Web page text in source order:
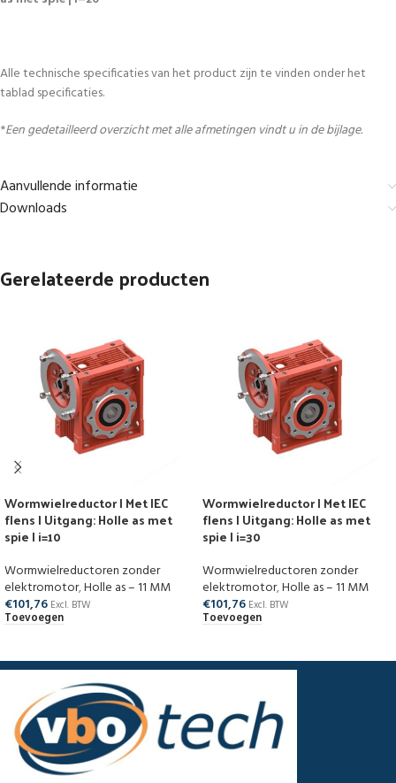
Alle technische specificaties van het product zijn te vinden onder het
tablad specificaties.
*Een gedetailleerd overzicht met alle afmetingen vindt u in de bijlage.
Aanvullende informatie
Downloads
Gerelateerde producten
Wormwielreductor | Met IEC
flens | Uitgang: Holle as met
spie | i=10
Wormwielreductoren zonder
elektromotor,Holle as – 11 MM
€101,76 Excl. BTW
Toevoegen
Wormwielreductor | Met IEC
flens | Uitgang: Holle as met
spie | i=30
Wormwielreductoren zonder
elektromotor,Holle as – 11 MM
€101,76 Excl. BTW
Toevoegen